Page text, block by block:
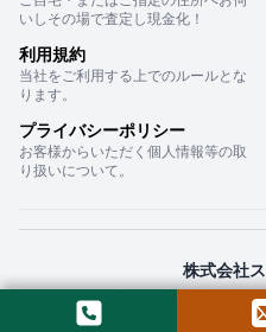
いしその場で査定し現金化！
利用規約
当社をご利用する上でのルールとな
ります。
プライバシーポリシー
お客様からいただく個人情報等の取
り扱いについて。
株式会社
〒160-0022 東京都新宿区新宿２丁